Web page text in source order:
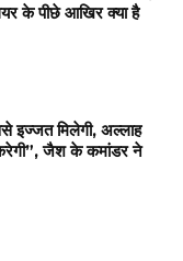
के पीछे आखिर क्या है
इज्जत मिलेगी, अल्लाह
जैश के कमांडर ने